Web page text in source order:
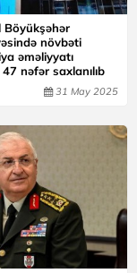
Böyükşəhər
növbəti
əməliyyatı
nəfər saxlanılıb
31 May 2025